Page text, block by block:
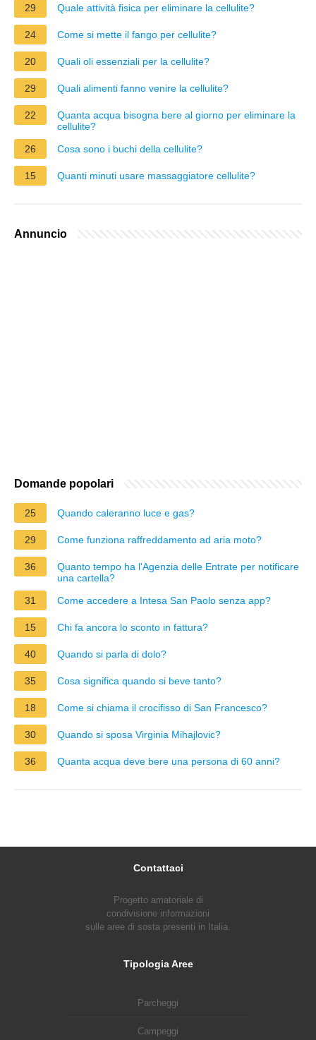
29 Quale attività fisica per eliminare la cellulite?
24 Come si mette il fango per cellulite?
20 Quali oli essenziali per la cellulite?
29 Quali alimenti fanno venire la cellulite?
22
Quanta acqua bisogna bere al giorno per eliminare la
cellulite?
26
Cosa sono i buchi della cellulite?
15 Quanti minuti usare massaggiatore cellulite?
Annuncio
Domande popolari
25 Quando caleranno luce e gas?
29 Come funziona raffreddamento ad aria moto?
36
Quanto tempo ha l'Agenzia delle Entrate per notificare
una cartella?
31
Come accedere a Intesa San Paolo senza app?
15 Chi fa ancora lo sconto in fattura?
40 Quando si parla di dolo?
35 Cosa significa quando si beve tanto?
18 Come si chiama il crocifisso di San Francesco?
30 Quando si sposa Virginia Mihajlovic?
36 Quanta acqua deve bere una persona di 60 anni?
Contattaci
Progetto amatoriale di
condivisione informazioni
sulle aree di sosta presenti in Italia.
Tipologia Aree
Parcheggi
Campeggi